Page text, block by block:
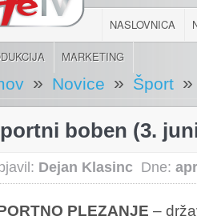
NASLOVNICA
MARKETING
» Novice » Šport »
boben (3.
Dejan Klasinc Dne:
PLEZANJE –